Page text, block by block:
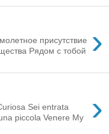
›
присутствие
Рядом с тобой
›
Sei entrata
piccola Venere My